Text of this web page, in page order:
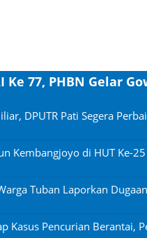
77, PHBN Gelar
DPUTR Pati Segera
Kembangjoyo di HUT Ke-
Tuban Laporkan
Kasus Pencurian Berantai,